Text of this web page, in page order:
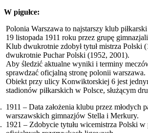
W pigułce:
Polonia Warszawa to najstarszy klub
19 listopada 1911 roku przez grupę
Klub dwukrotnie zdobył tytuł mistrza Polski
dwukrotnie Puchar Polski (1952, 2001).
Aby śledzić aktualne wyniki i terminy
sprawdzać oficjalną stronę polonii warszawa.
Obiekt przy ulicy Konwiktorskiej 6 jest
stadionów piłkarskich w Polsce, służącym
1911 – Data założenia klubu przez młodych
warszawskich gimnazjów Stella i Merkury.
1921 – Zdobycie tytułu wicemistrza Polski w